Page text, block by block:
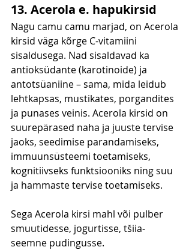
13. Acerola e. hapukirsid
Nagu camu camu marjad, on Acerola
kirsid väga kõrge C-vitamiini
sisaldusega. Nad sisaldavad ka
antioksüdante (karotinoide) ja
antotsüaniine – sama, mida leidub
lehtkapsas, mustikates, porgandites
ja punases veinis. Acerola kirsid on
suurepärased naha ja juuste tervise
jaoks, seedimise parandamiseks,
immuunsüsteemi toetamiseks,
kognitiivseks funktsiooniks ning suu
ja hammaste tervise toetamiseks.
Sega Acerola kirsi mahl või pulber
smuutidesse, jogurtisse, tšiia-
seemne pudingusse.